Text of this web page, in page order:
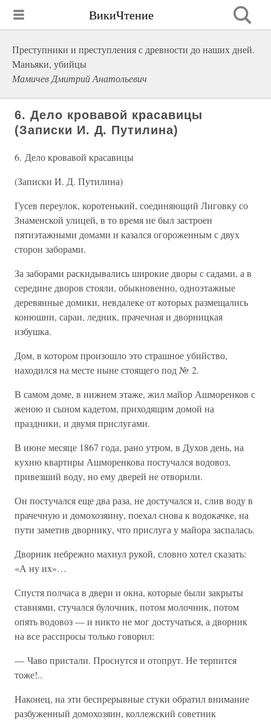
ВикиЧтение
Преступники и преступления с древности до наших дней.
Маньяки, убийцы
Мамичев Дмитрий Анатольевич
6. Дело кровавой красавицы
(Записки И. Д. Путилина)
6. Дело кровавой красавицы
(Записки И. Д. Путилина)
Гусев переулок, коротенький, соединяющий Лиговку со
Знаменской улицей, в то время не был застроен
пятиэтажными домами и казался огороженным с двух
сторон заборами.
За заборами раскидывались широкие дворы с садами, а в
середине дворов стояли, обыкновенно, одноэтажные
деревянные домики, невдалеке от которых размещались
конюшни, сараи, ледник, прачечная и дворницкая
избушка.
Дом, в котором произошло это страшное убийство,
находился на месте ныне стоящего под № 2.
В самом доме, в нижнем этаже, жил майор Ашморенков с
женою и сыном кадетом, приходящим домой на
праздники, и двумя прислугами.
В июне месяце 1867 года, рано утром, в Духов день, на
кухню квартиры Ашморенкова постучался водовоз,
привезший воду, но ему дверей не отворили.
Он постучался еще два раза, не достучался и, слив воду в
прачечную и домохозяину, поехал снова к водокачке, на
пути заметив дворнику, что прислуга у майора заспалась.
Дворник небрежно махнул рукой, словно хотел сказать:
«А ну их»…
Спустя полчаса в двери и окна, которые были закрыты
ставнями, стучался булочник, потом молочник, потом
опять водовоз — и никто не мог достучаться, а дворник
на все расспросы только говорил:
— Чаво пристали. Проснутся и отопрут. Не терпится
тоже!..
Наконец, на эти беспрерывные стуки обратил внимание
разбуженный домохозяин, коллежский советник